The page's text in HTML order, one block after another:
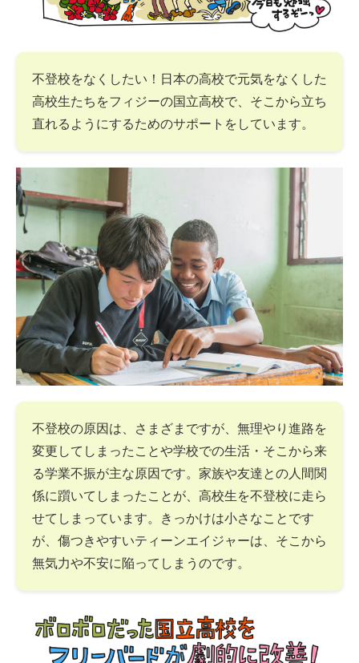
不登校をなくしたい！日本の高校で元気をなくした
高校生たちをフィジーの国立高校で、そこから立ち
直れるようにするためのサポートをしています。
不登校の原因は、さまざまですが、無理やり進路を
変更してしまったことや学校での生活・そこから来
る学業不振が主な原因です。家族や友達との人間関
係に躓いてしまったことが、高校生を不登校に走ら
せてしまっています。きっかけは小さなことです
が、傷つきやすいティーンエイジャーは、そこから
無気力や不安に陥ってしまうのです。